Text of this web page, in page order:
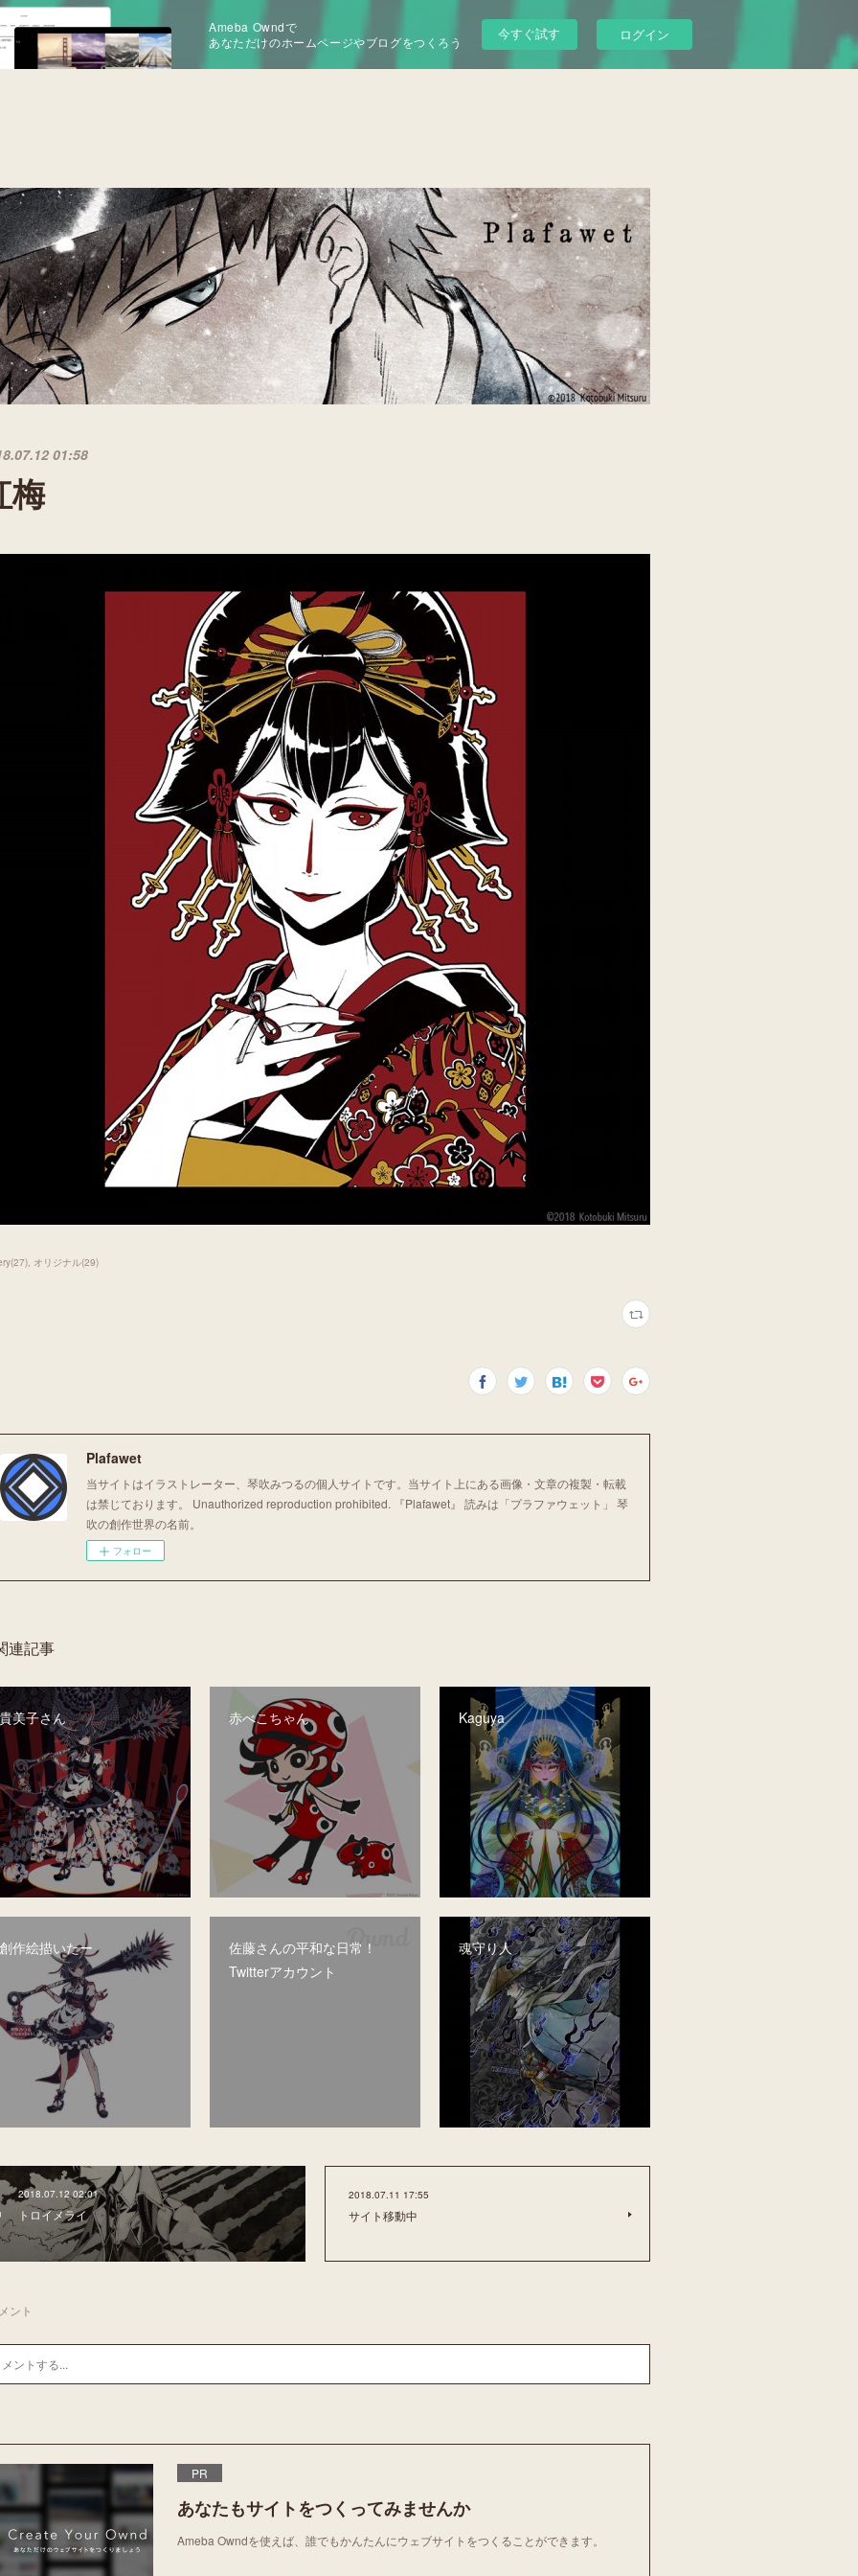
Ameba Owndで
あなただけのホームページやブログをつくろう
今すぐ試す ログイン
01:58
梅
(27) オリジナル(29)
Plafawet
当サイトはイラストレーター、琴吹みつるの個人サイトです。 ​​​当サイト上にある画像・文章の複製・転載
は禁じております。 Unauthorized reproduction prohibited. 『Plafawet』 読みは「プラファウェット」 琴
吹の創作世界の名前。
フォロー
連記事
貴美子さん 赤べこちゃん Kaguya
創作絵描いたー
佐藤さんの平和な日常！
Twitterアカウント
魂守り人
2018.07.12 02:01
トロイメライ
2018.07.11 17:55
サイト移動中
ント
PR
あなたもサイトをつくってみませんか
Ameba Owndを使えば、誰でもかんたんにウェブサイトをつくることができます。